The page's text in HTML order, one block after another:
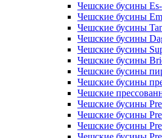
Чешские бусины
Чешские бусины
Чешские бусины
Чешские бусины
Чешские бусины
Чешские бусины
Чешские бусины
Чешские бусины
Чешские
Чешские бусины
Чешские бусины
Чешские бусины